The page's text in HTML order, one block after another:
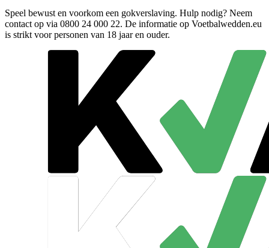
Speel bewust en voorkom een gokverslaving. Hulp nodig? Neem
contact op via 0800 24 000 22. De informatie op Voetbalwedden.eu
is strikt voor personen van 18 jaar en ouder.